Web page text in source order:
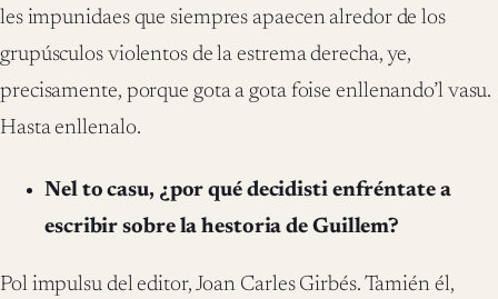
les impunidaes que siempres apaecen alredor de los
grupúsculos violentos de la estrema derecha, ye,
precisamente, porque gota a gota foise enllenando’l vasu.
Hasta enllenalo.
Nel to casu, ¿por qué decidisti enfréntate a
escribir sobre la hestoria de Guillem?
Pol impulsu del editor, Joan Carles Girbés. Tamién él,